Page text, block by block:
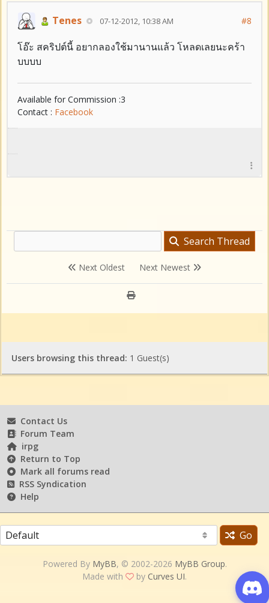
Tenes 07-12-2012, 10:38 AM #8
โอ๊ะ สคริปต์นี้ อยากลองใช้มานานแล้ว โหลดเลยนะคร้า
บบบบ
Available for Commission :3
Contact : Facebook
Search Thread
Next Oldest Next Newest
Users browsing this thread: 1 Guest(s)
Contact Us
Forum Team
irpg
Return to Top
Mark all forums read
RSS Syndication
Help
Go
Powered By MyBB, © 2002-2026 MyBB Group.
Made with
by Curves UI.